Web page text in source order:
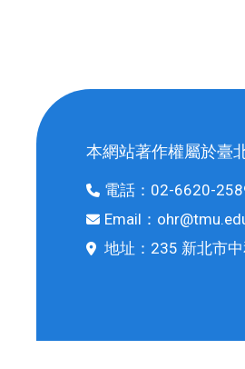
本網站著作權屬於臺
電話： 02-6620-
Email：
地址： 235 新北市